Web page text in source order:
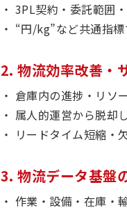
3PL契約・委託範囲
“円/kg”など共通指
2. 物流効率改善・
倉庫内の進捗・リソ
属人的運営から脱却
リードタイム短縮・
3. 物流データ基盤
作業・設備・在庫・